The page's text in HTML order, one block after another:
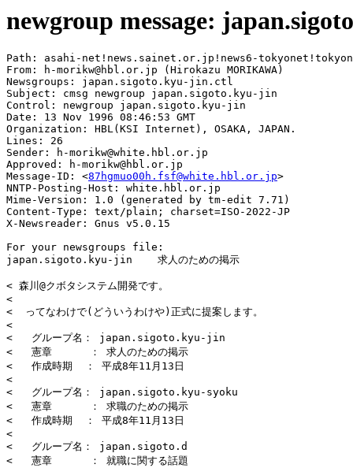
newgroup message:
Path: asahi-net!news.sainet.or.jp!news6-
From: h-morikw@hbl.or.jp (Hirokazu MORIKAWA)
Newsgroups: japan.sigoto.kyu-jin.ctl
Subject: cmsg newgroup japan.sigoto.kyu-jin
Control: newgroup japan.sigoto.kyu-jin
Date: 13 Nov 1996 08:46:53 GMT
Organization: HBL(KSI Internet), OSAKA, JAPAN.
Lines: 26
Sender: h-morikw@white.hbl.or.jp
Approved: h-morikw@hbl.or.jp
Message-ID: <87hgmuo00h.fsf@white.hbl.or.jp>
NNTP-Posting-Host: white.hbl.or.jp
Mime-Version: 1.0 (generated by tm-edit 7.71)
Content-Type: text/plain; charset=ISO-2022-JP
X-Newsreader: Gnus v5.0.15
For your newsgroups file:
japan.sigoto.kyu-jin	求人のための掲示
< 森川@クボタシステム開発です。
<
<  ってなわけで(どういうわけや)正式に提案します。
<
<   グループ名： japan.sigoto.kyu-jin
<   憲章      ： 求人のための掲示
<   作成時期  ： 平成8年11月13日
<
<   グループ名： japan.sigoto.kyu-syoku
<   憲章      ： 求職のための掲示
<   作成時期  ： 平成8年11月13日
<
<   グループ名： japan.sigoto.d
<   憲章      ： 就職に関する話題